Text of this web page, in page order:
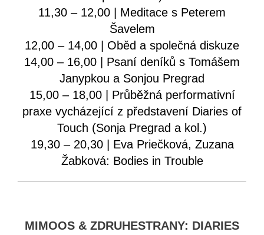
11,30 – 12,00 | Meditace s Peterem
Šavelem
12,00 – 14,00 | Oběd a společná diskuze
14,00 – 16,00 | Psaní deníků s Tomášem
Janypkou a Sonjou Pregrad
15,00 – 18,00 | Průběžná performativní
praxe vycházející z představení Diaries of
Touch (Sonja Pregrad a kol.)
19,30 – 20,30 | Eva Priečková, Zuzana
Žabková: Bodies in Trouble
MIMOOS & ZDRUHESTRANY: DIARIES